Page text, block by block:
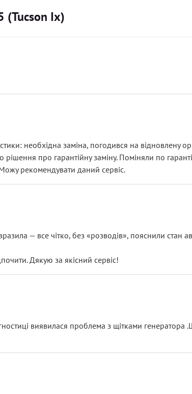
(Tucson Ix)
необхідна заміна, погодився на відновлену
про гарантійну заміну. Поміняли по
рекомендувати даний сервіс.
— все чітко, без «розводів», пояснили стан
Дякую за якісний сервіс!
виявилася проблема з щітками